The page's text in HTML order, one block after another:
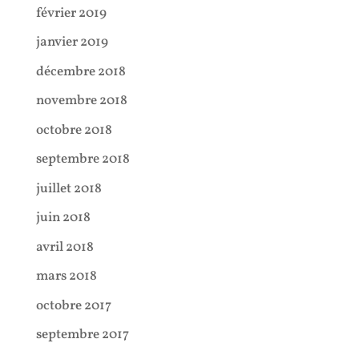
février 2019
janvier 2019
décembre 2018
novembre 2018
octobre 2018
septembre 2018
juillet 2018
juin 2018
avril 2018
mars 2018
octobre 2017
septembre 2017